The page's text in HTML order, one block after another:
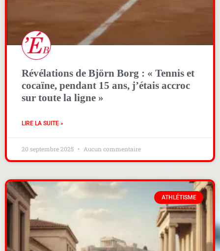
Révélations de Björn Borg : « Tennis et
cocaïne, pendant 15 ans, j’étais accroc
sur toute la ligne »
LIRE LA SUITE »
20 septembre 2025 Aucun commentaire
ATHLÉTISME